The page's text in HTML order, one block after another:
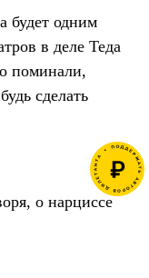
будет одним
в деле Теда
поминали,
сделать
о нарциссе